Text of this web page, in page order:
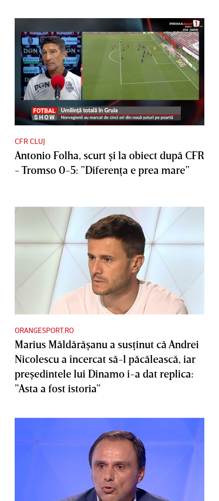
CFR CLUJ
Antonio Folha, scurt şi la obiect după CFR
- Tromso 0-5: ”Diferenţa e prea mare”
ORANGESPORT.RO
Marius Măldărăşanu a susţinut că Andrei
Nicolescu a încercat să-l păcălească, iar
preşedintele lui Dinamo i-a dat replica:
”Asta a fost istoria”